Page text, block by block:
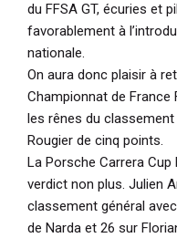
du FFSA GT, écuries et
favorablement à
nationale.
On aura donc plaisir à
Championnat de France
les rênes du
Rougier de cinq points.
La Porsche Carrera Cup
verdict non plus. Julien
classement général
de Narda et 26 sur